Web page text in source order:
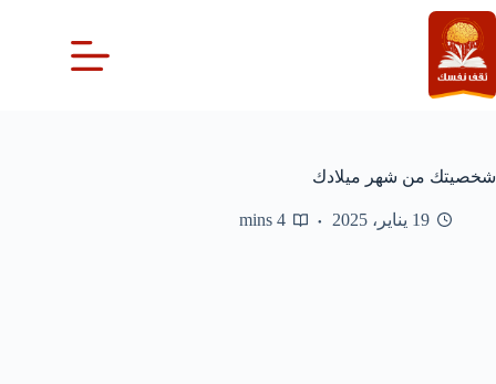
التجاوز
إلى
المحتوى
شخصيتك من شهر ميلادك
19 يناير، 2025 4 mins